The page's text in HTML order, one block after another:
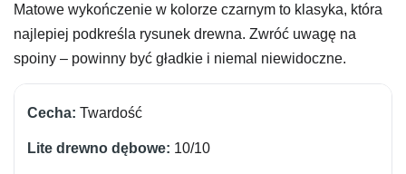
Matowe wykończenie w kolorze czarnym to klasyka, która
najlepiej podkreśla rysunek drewna. Zwróć uwagę na
spoiny – powinny być gładkie i niemal niewidoczne.
Twardość
10/10